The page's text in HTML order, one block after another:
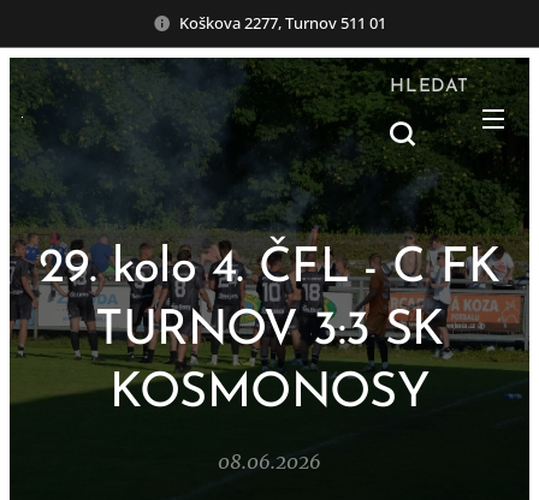
Koškova 2277, Turnov 511 01
HLEDAT
29. kolo 4. ČFL - C FK
TURNOV 3:3 SK
KOSMONOSY
08.06.2026